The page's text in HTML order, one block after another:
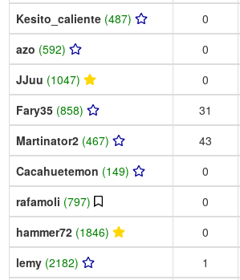
Kesito_caliente (487) 0
azo (592) 0
JJuu (1047) 0
Fary35 (858) 31
Martinator2 (467) 43
Cacahuetemon (149) 0
rafamoli (797) 0
hammer72 (1846) 0
lemy (2182) 1